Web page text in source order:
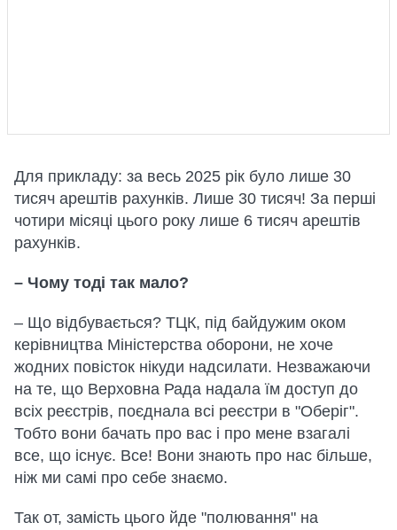
Для прикладу: за весь 2025 рік було лише 30
тисяч арештів рахунків. Лише 30 тисяч! За перші
чотири місяці цього року лише 6 тисяч арештів
рахунків.
– Чому тоді так мало?
– Що відбувається? ТЦК, під байдужим оком
керівництва Міністерства оборони, не хоче
жодних повісток нікуди надсилати. Незважаючи
на те, що Верховна Рада надала їм доступ до
всіх реєстрів, поєднала всі реєстри в "Оберіг".
Тобто вони бачать про вас і про мене взагалі
все, що існує. Все! Вони знають про нас більше,
ніж ми самі про себе знаємо.
Так от, замість цього йде "полювання" на